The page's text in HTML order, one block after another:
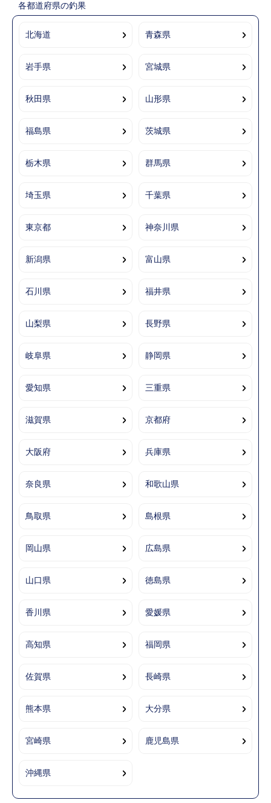
各都道府県の釣果
北海道 青森県
岩手県 宮城県
秋田県 山形県
福島県 茨城県
栃木県 群馬県
埼玉県 千葉県
東京都 神奈川県
新潟県 富山県
石川県 福井県
山梨県 長野県
岐阜県 静岡県
愛知県 三重県
滋賀県 京都府
大阪府 兵庫県
奈良県 和歌山県
鳥取県 島根県
岡山県 広島県
山口県 徳島県
香川県 愛媛県
高知県 福岡県
佐賀県 長崎県
熊本県 大分県
宮崎県 鹿児島県
沖縄県